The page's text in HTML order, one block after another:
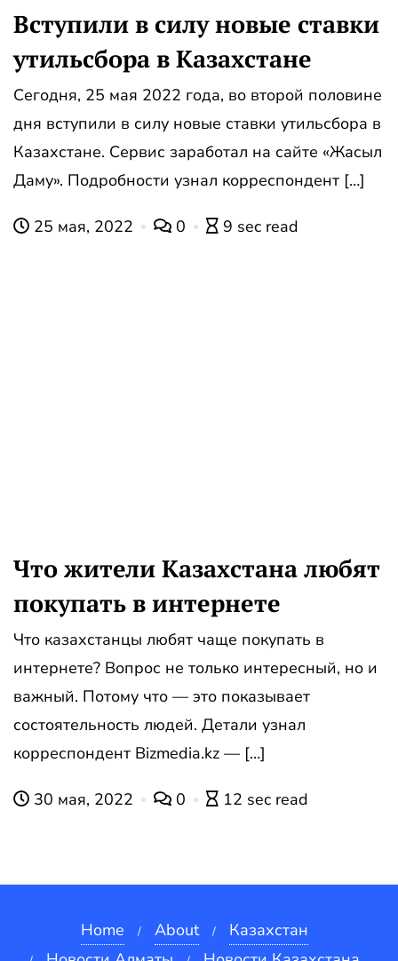
Вступили в силу новые ставки
утильсбора в Казахстане
Сегодня, 25 мая 2022 года, во второй половине
дня вступили в силу новые ставки утильсбора в
Казахстане. Сервис заработал на сайте «Жасыл
Даму». Подробности узнал корреспондент […]
25 мая, 2022 0 9 sec read
Что жители Казахстана любят
покупать в интернете
Что казахстанцы любят чаще покупать в
интернете? Вопрос не только интересный, но и
важный. Потому что — это показывает
состоятельность людей. Детали узнал
корреспондент Bizmedia.kz — […]
30 мая, 2022 0 12 sec read
Home About
Казахстан